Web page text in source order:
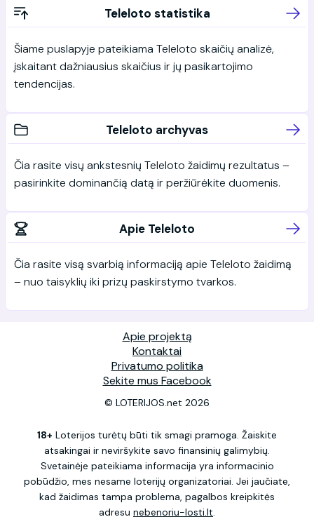
Teleloto statistika
Šiame puslapyje pateikiama Teleloto skaičių analizė,
įskaitant dažniausius skaičius ir jų pasikartojimo
tendencijas.
Teleloto archyvas
Čia rasite visų ankstesnių Teleloto žaidimų rezultatus –
pasirinkite dominančią datą ir peržiūrėkite duomenis.
Apie Teleloto
Čia rasite visą svarbią informaciją apie Teleloto žaidimą
– nuo taisyklių iki prizų paskirstymo tvarkos.
Apie projektą
Kontaktai
Privatumo politika
Sekite mus Facebook
© LOTERIJOS.net 2026
18+ Loterijos turėtų būti tik smagi pramoga. Žaiskite
atsakingai ir neviršykite savo finansinių galimybių.
Svetainėje pateikiama informacija yra informacinio
pobūdžio, mes nesame loterijų organizatoriai. Jei jaučiate,
kad žaidimas tampa problema, pagalbos kreipkitės
adresu nebenoriu-losti.lt.